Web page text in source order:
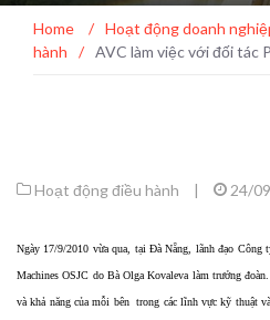
Home / Hoạt động doanh
hành
/ AVC làm việc với đối tác
Hoạt động điều hành | 24/
Ngày 17/9/2010 vừa qua, tại Đà Nẵng, lãnh đạo Công
Machines OSJC do Bà Olga Kovaleva làm trưởng
và khả năng của mỗi bên trong các lĩnh vực kỹ thuật